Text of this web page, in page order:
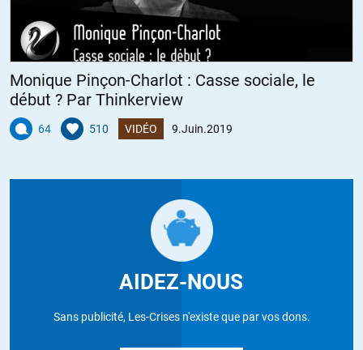
Monique Pinçon-Charlot : Casse sociale, le
début ? Par Thinkerview
64 510 VIDÉO 9.Juin.2019
AIDEZ-NOUS
Sans publicité, Les-Crises n'existe que par vos dons.